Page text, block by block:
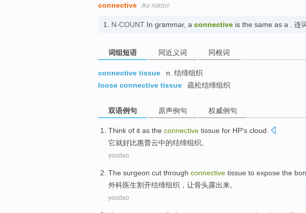
connective /kəˈnɛktɪv/
1. N-COUNT In grammar, a connective is the same as a . 连
词组短语 同近义词 同根词
connective tissue
n. 结缔组织
loose connective tissue
疏松结缔组织
双语例句 原声例句 权威例句
Think of it as the connective tissue for HP's cloud.
它就好比惠普云中的结缔组织。
youdao
The surgeon cut through connective tissue to expose the
外科医生割开结缔组织 ， 让骨头露出来。
youdao